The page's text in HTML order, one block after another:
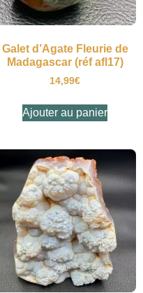
Galet d’Agate Fleurie de
Madagascar (réf afl17)
14,99€
Ajouter au panier